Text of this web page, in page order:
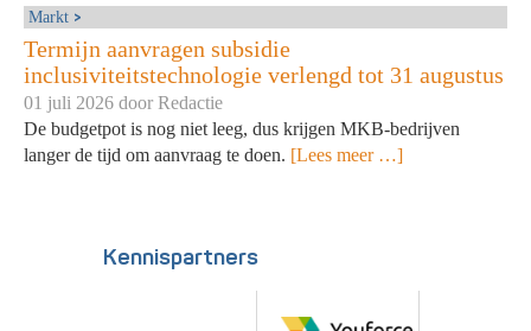
Markt
Termijn aanvragen subsidie
inclusiviteitstechnologie verlengd tot 31 augustus
01 juli 2026 doorRedactie
De budgetpot is nog niet leeg, dus krijgen MKB-bedrijven
langer de tijd om aanvraag te doen. [Lees meer …]
Kennispartners